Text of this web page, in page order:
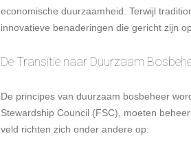
economische duurzaamheid. Terwijl
innovatieve benaderingen die gericht zijn
De Transitie naar Duurzaam
De principes van duurzaam bosbeheer
Stewardship Council (FSC), moeten
veld richten zich onder andere op: